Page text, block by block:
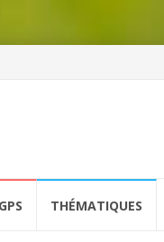
THÉMATIQUES